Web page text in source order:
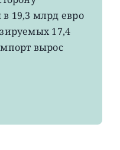
4-
летнего
19,3 млрд евро
17,4
вырос